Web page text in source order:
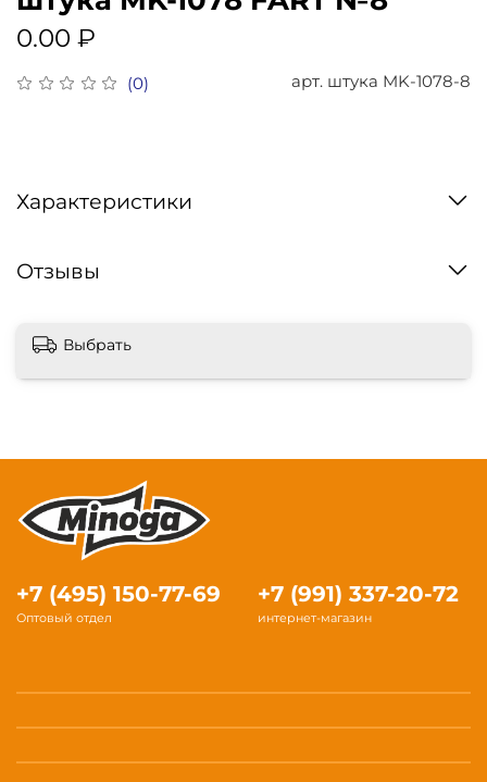
(0) арт. штука MK-1078-8
0.00 ₽
Характеристики
Отзывы
Выбрать
+7 (495) 150-77-69
Оптовый отдел
+7 (991) 337-20-72
интернет-магазин